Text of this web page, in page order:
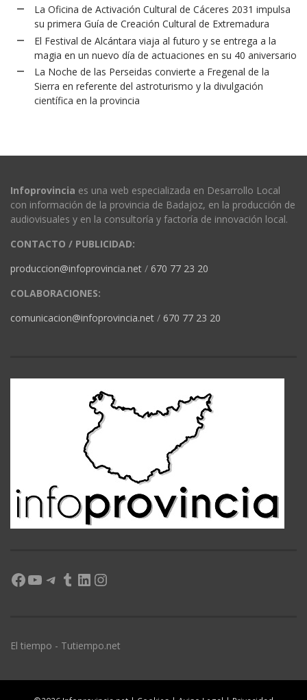
La Oficina de Activación Cultural de Cáceres 2031 impulsa
su primera Guía de Creación Cultural de Extremadura
El Festival de Alcántara viaja al futuro y se entrega a la
magia en un nuevo día de actuaciones en su 40 aniversario
La Noche de las Perseidas convierte a Fregenal de la
Sierra en referente del astroturismo y la divulgación
científica en la provincia
Infoprovincia es una web especializada en Desarrollo Local
con información de la provincia de Badajoz, en la producción de
audiovisuales y en la consultoría y factoría de innovación local.
CONTACTO / PUBLICIDAD:
produccion@infoprovincia.net / 670 77 23 20
COLABORACIONES:
comunicacion@infoprovincia.net / 670 77 23 20
Facebook
YouTube
Telegram
Tumblr
LinkedIn
Instagram
El tiempo - Tutiempo.net